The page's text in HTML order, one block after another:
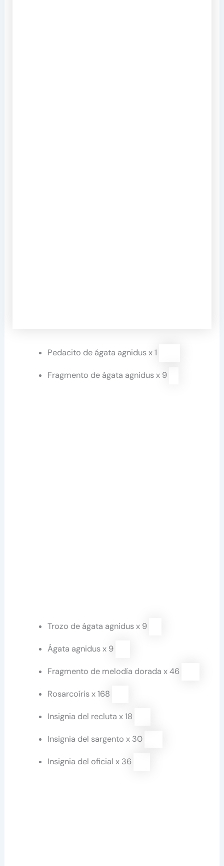
Pedacito de ágata agnidus x 1
Fragmento de ágata agnidus x 9
Trozo de ágata agnidus x 9
Ágata agnidus x 9
Fragmento de melodía dorada x 46
Rosarcoíris x 168
Insignia del recluta x 18
Insignia del sargento x 30
Insignia del oficial x 36